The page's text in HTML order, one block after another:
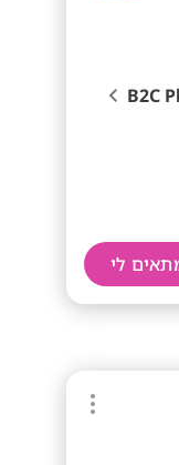
B2C
לי